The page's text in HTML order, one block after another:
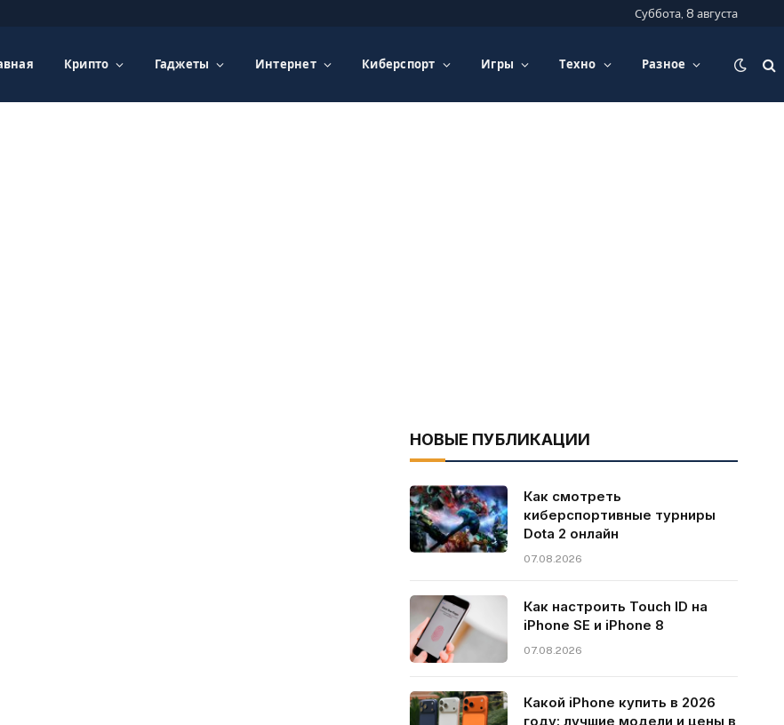
Суббота, 8 августа
Крипто Гаджеты Интернет Киберспорт Игры Техно Разное
НОВЫЕ ПУБЛИКАЦИИ
Как смотреть
киберспортивные турниры
Dota 2 онлайн
07.08.2026
Как настроить Touch ID на
iPhone SE и iPhone 8
07.08.2026
Какой iPhone купить в 2026
году: лучшие модели и цены в